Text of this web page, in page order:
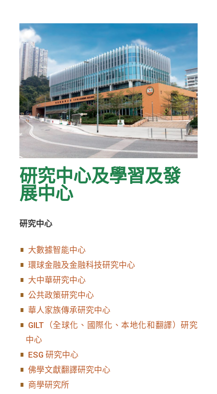
研究中心及學習及發
展中心
研究中心
大數據智能中心
環球金融及金融科技研究中心
大中華研究中心
公共政策研究中心
華人家族傳承研究中心
GILT（全球化、國際化、本地化和翻譯）研究
中心
ESG 研究中心
佛學文獻翻譯研究中心
商學研究所